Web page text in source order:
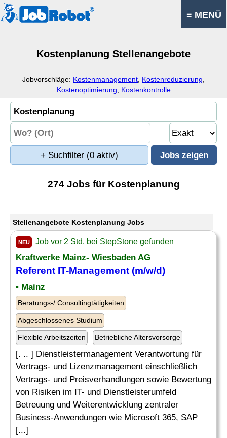
≡ MENÜ
Kostenplanung Stellenangebote
Jobvorschläge: Kostenmanagement Kostenreduzierung
Kostenoptimierung
Kostenkontrolle
+ Suchfilter (0 aktiv)
274 Jobs für Kostenplanung
Stellenangebote Kostenplanung Jobs
NEU Job vor 2 Std. bei StepStone gefunden
Kraftwerke Mainz- Wiesbaden AG
Referent IT-Management (m/w/d)
• Mainz
Beratungs-/ Consultingtätigkeiten
Abgeschlossenes Studium
Flexible Arbeitszeiten Betriebliche Altersvorsorge
[. .. ] Dienstleistermanagement Verantwortung für
Vertrags- und Lizenzmanagement einschließlich
Vertrags- und Preisverhandlungen sowie Bewertung
von Risiken im IT- und Dienstleisterumfeld
Betreuung und Weiterentwicklung zentraler
Business-Anwendungen wie Microsoft 365, SAP
[...]